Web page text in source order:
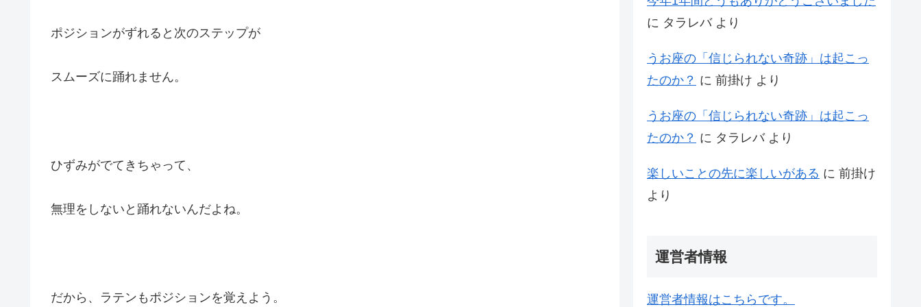
ポジションがずれると次のステップが
スムーズに踊れません。
ひずみがでてきちゃって、
無理をしないと踊れないんだよね。
だから、ラテンもポジションを覚えよう。
に タラレバより
うお座の「信じられない奇跡」は起こっ
たのか？ に 前掛け より
うお座の「信じられない奇跡」は起こっ
たのか？ に タラレバより
楽しいことの先に楽しいがある に 前掛け
より
運営者情報
運営者情報はこちらです。